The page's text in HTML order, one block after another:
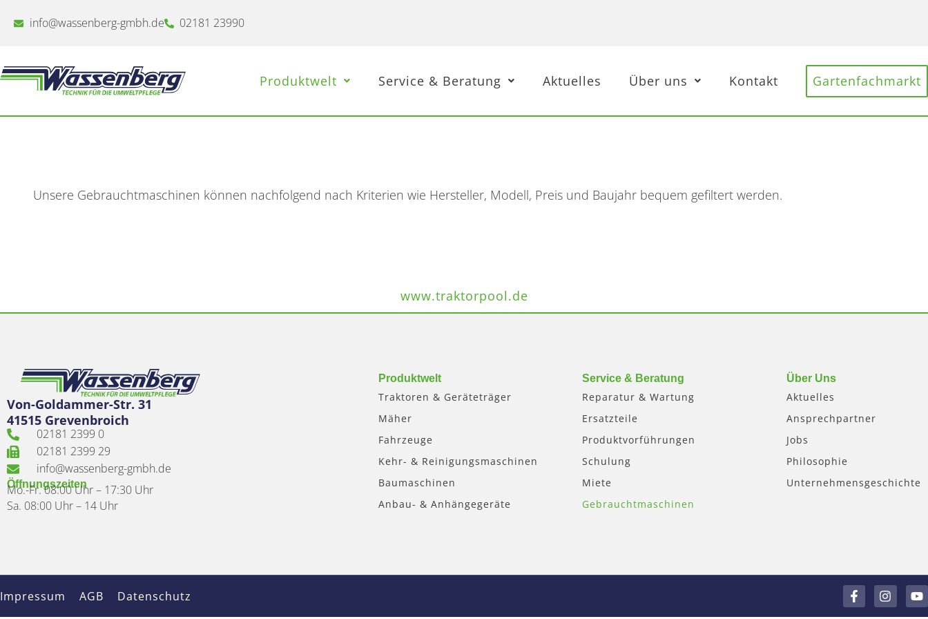
Inhalt
springeninfo@wassenberg-gmbh.de 02181 23990
Produktwelt Service & Beratung Aktuelles Über uns Kontakt Gartenfachmarkt
Unsere Gebrauchtmaschinen können nachfolgend nach Kriterien wie Hersteller, Modell, Preis und Baujahr bequem gefiltert werden.
www.traktorpool.de
Von-Goldammer-Str. 31
41515 Grevenbroich
02181 2399 0
02181 2399 29
info@wassenberg-gmbh.de
Öffnungszeiten
Mo.-Fr. 08:00 Uhr – 17:30 Uhr
Sa. 08:00 Uhr – 14 Uhr
Produktwelt
Traktoren & Geräteträger
Mäher
Fahrzeuge
Kehr- & Reinigungsmaschinen
Baumaschinen
Anbau- & Anhängegeräte
Service & Beratung
Reparatur & Wartung
Ersatzteile
Produktvorführungen
Schulung
Miete
Gebrauchtmaschinen
Über Uns
Aktuelles
Ansprechpartner
Jobs
Philosophie
Unternehmensgeschichte
Impressum AGB Datenschutz F
a
c
I
n
s
Y
o
u